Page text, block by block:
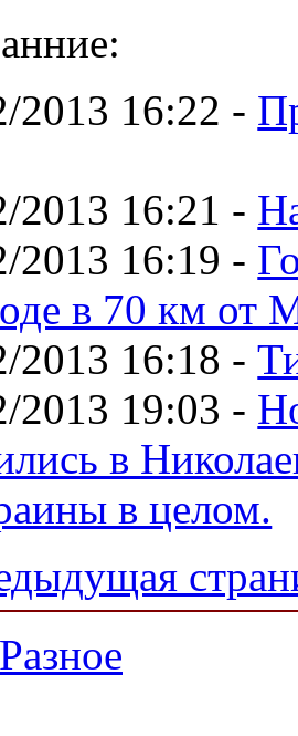
2013 16:22 -
2013 16:21 -
2013 16:19 -
в 70 км
2013 16:18 -
2013 19:03 -
в
в целом.
Разное